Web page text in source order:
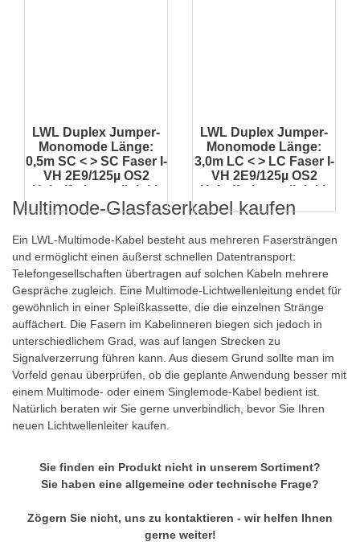
LWL Duplex Jumper-
Monomode Länge:
0,5m SC < > SC Faser I-
VH 2E9/125µ OS2
Kabelfarbe: gelb Inkl.
Prüfprotokoll
LWL Duplex Jumper-
Monomode Länge:
3,0m LC < > LC Faser I-
VH 2E9/125µ OS2
Kabelfarbe: gelb Inkl.
Prüfprotokoll
Multimode-Glasfaserkabel kaufen
Ein LWL-Multimode-Kabel besteht aus mehreren Fasersträngen
und ermöglicht einen äußerst schnellen Datentransport:
Telefongesellschaften übertragen auf solchen Kabeln mehrere
Gespräche zugleich. Eine Multimode-Lichtwellenleitung endet für
gewöhnlich in einer Spleißkassette, die die einzelnen Stränge
auffächert. Die Fasern im Kabelinneren biegen sich jedoch in
unterschiedlichem Grad, was auf langen Strecken zu
Signalverzerrung führen kann. Aus diesem Grund sollte man im
Vorfeld genau überprüfen, ob die geplante Anwendung besser mit
einem Multimode- oder einem Singlemode-Kabel bedient ist.
Natürlich beraten wir Sie gerne unverbindlich, bevor Sie Ihren
neuen Lichtwellenleiter kaufen.
Sie finden ein Produkt nicht in unserem Sortiment?
Sie haben eine allgemeine oder technische Frage?
Zögern Sie nicht, uns zu kontaktieren - wir helfen Ihnen
gerne weiter!